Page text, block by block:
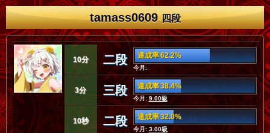
tamass0609四段
10分 二段 達成率 62.2%
今月:
3分 三段 達成率 38.4%
今月:9.00級
10秒 二段 達成率 32.0%
今月: 3.00級